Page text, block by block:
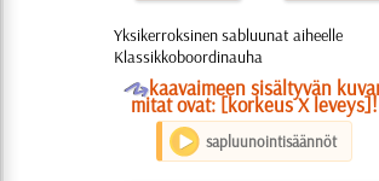
Yksikerroksinen sabluunat aiheelle
Klassikkoboordinauha
Okaavaimeen sisältyvän
mitat ovat: [korkeus X leveys]!
sapluunointisäännöt